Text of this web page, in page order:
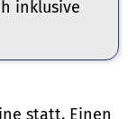
inklusive
statt. Einen